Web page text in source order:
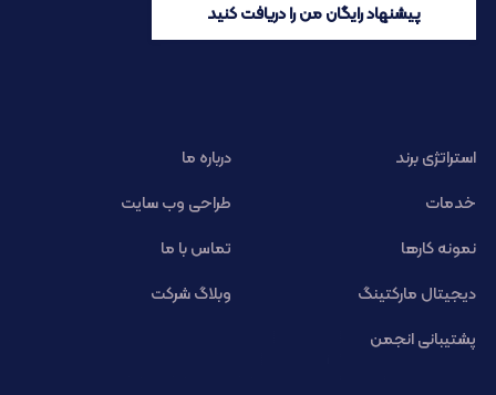
پیشنهاد رایگان من را دریافت کنید
استراتژی برند
درباره ما
خدمات
طراحی وب سایت
نمونه کارها
تماس با ما
دیجیتال مارکتینگ
وبلاگ شرکت
پشتیبانی انجمن